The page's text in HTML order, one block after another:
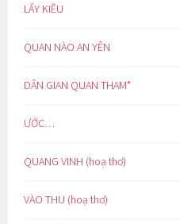
LẨY KIỀU
QUAN NÀO AN YÊN
DÂN GIAN QUAN THAM*
ƯỚC…
QUANG VINH (hoạ thơ)
VÀO THU (hoạ thơ)